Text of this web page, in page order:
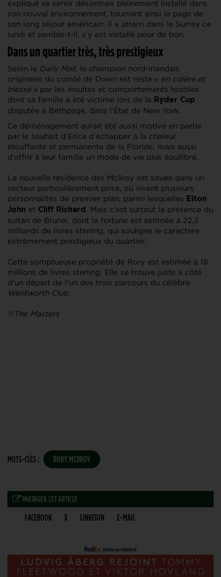
expliqué se sentir désormais pleinement installé dans
son nouvel environnement, tournant ainsi la page de
son long séjour américain. Il a atterri dans le Surrey ce
lundi et semble-t-il, s’y est installé pour de bon.
Dans un quartier très, très prestigieux
Selon le Daily Mail, le champion nord-irlandais
originaire du comté de Down est resté « en colère et
blessé » par les insultes et comportements hostiles
dont sa famille a été victime lors de la Ryder Cup
disputée à Bethpage, dans l’État de New York.
Ce déménagement aurait été aussi motivé en partie
par le souhait d’Erica d’échapper à la chaleur
étouffante et permanente de la Floride, mais aussi
d’offrir à leur famille un mode de vie plus équilibré.
La nouvelle résidence des McIlroy est située dans un
secteur particulièrement prisé, où vivent plusieurs
personnalités de premier plan, parmi lesquelles Elton
John et Cliff Richard . Mais c’est surtout la présence du
sultan de Brunei, dont la fortune est estimée à 22,3
milliards de livres sterling, qui souligne le caractère
extrêmement prestigieux du quartier.
Cette somptueuse propriété de Rory est estimée à 18
millions de livres sterling. Elle se trouve juste à côté
d’un départ de l’un des trois parcours du célèbre
Wentworth Club.
©The Masters
MOTS-CLÉS : RORY MCIIROY
PARTAGER CET ARTICLE
FACEBOOK X LINKEDIN E-MAIL